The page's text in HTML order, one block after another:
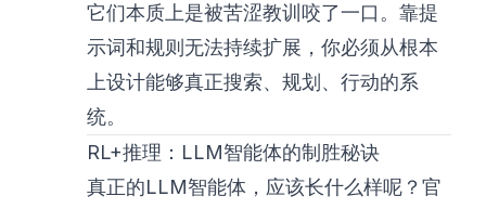
它们本质上是被苦涩教训咬了一口。靠提
示词和规则无法持续扩展，你必须从根本
上设计能够真正搜索、规划、行动的系
统。
RL+推理：LLM智能体的制胜秘诀
真正的LLM智能体，应该长什么样呢？官